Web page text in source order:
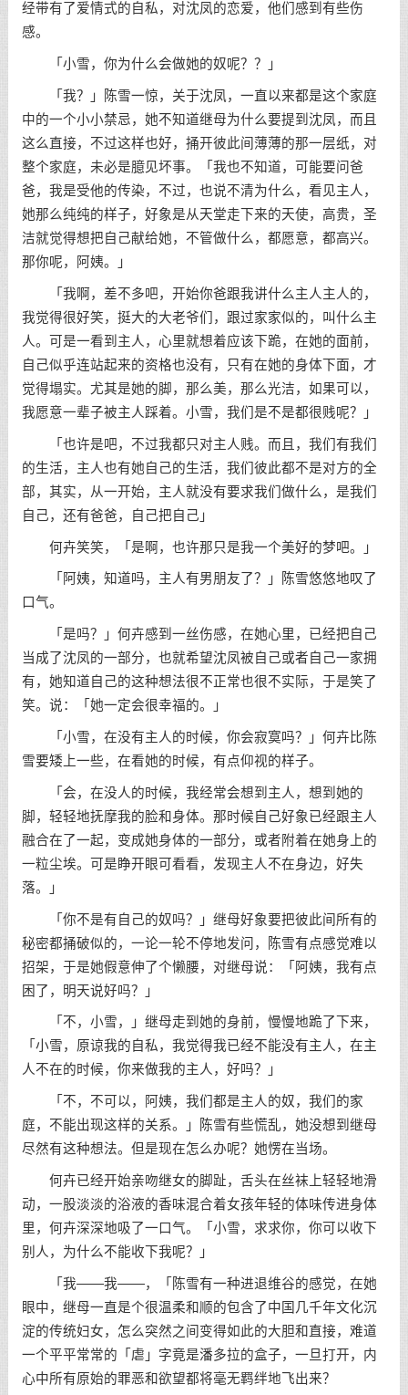
经带有了爱情式的自私，对沈凤的恋爱，他们感到有些伤
感。
「小雪，你为什么会做她的奴呢？？」
「我？」陈雪一惊，关于沈凤，一直以来都是这个家庭
中的一个小小禁忌，她不知道继母为什么要提到沈凤，而且
这么直接，不过这样也好，捅开彼此间薄薄的那一层纸，对
整个家庭，未必是臆见坏事。「我也不知道，可能要问爸
爸，我是受他的传染，不过，也说不清为什么，看见主人，
她那么纯纯的样子，好象是从天堂走下来的天使，高贵，圣
洁就觉得想把自己献给她，不管做什么，都愿意，都高兴。
那你呢，阿姨。」
「我啊，差不多吧，开始你爸跟我讲什么主人主人的，
我觉得很好笑，挺大的大老爷们，跟过家家似的，叫什么主
人。可是一看到主人，心里就想着应该下跪，在她的面前，
自己似乎连站起来的资格也没有，只有在她的身体下面，才
觉得塌实。尤其是她的脚，那么美，那么光洁，如果可以，
我愿意一辈子被主人踩着。小雪，我们是不是都很贱呢？」
「也许是吧，不过我都只对主人贱。而且，我们有我们
的生活，主人也有她自己的生活，我们彼此都不是对方的全
部，其实，从一开始，主人就没有要求我们做什么，是我们
自己，还有爸爸，自己把自己」
何卉笑笑，「是啊，也许那只是我一个美好的梦吧。」
「阿姨，知道吗，主人有男朋友了？」陈雪悠悠地叹了
口气。
「是吗？」何卉感到一丝伤感，在她心里，已经把自己
当成了沈凤的一部分，也就希望沈凤被自己或者自己一家拥
有，她知道自己的这种想法很不正常也很不实际，于是笑了
笑。说：「她一定会很幸福的。」
「小雪，在没有主人的时候，你会寂寞吗？」何卉比陈
雪要矮上一些，在看她的时候，有点仰视的样子。
「会，在没人的时候，我经常会想到主人，想到她的
脚，轻轻地抚摩我的脸和身体。那时候自己好象已经跟主人
融合在了一起，变成她身体的一部分，或者附着在她身上的
一粒尘埃。可是睁开眼可看看，发现主人不在身边，好失
落。」
「你不是有自己的奴吗？」继母好象要把彼此间所有的
秘密都捅破似的，一论一轮不停地发问，陈雪有点感觉难以
招架，于是她假意伸了个懒腰，对继母说：「阿姨，我有点
困了，明天说好吗？」
「不，小雪，」继母走到她的身前，慢慢地跪了下来，
「小雪，原谅我的自私，我觉得我已经不能没有主人，在主
人不在的时候，你来做我的主人，好吗？」
「不，不可以，阿姨，我们都是主人的奴，我们的家
庭，不能出现这样的关系。」陈雪有些慌乱，她没想到继母
尽然有这种想法。但是现在怎么办呢？她愣在当场。
何卉已经开始亲吻继女的脚趾，舌头在丝袜上轻轻地滑
动，一股淡淡的浴液的香味混合着女孩年轻的体味传进身体
里，何卉深深地吸了一口气。「小雪，求求你，你可以收下
别人，为什么不能收下我呢？」
「我——我——，「陈雪有一种进退维谷的感觉，在她
眼中，继母一直是个很温柔和顺的包含了中国几千年文化沉
淀的传统妇女，怎么突然之间变得如此的大胆和直接，难道
一个平平常常的「虐」字竟是潘多拉的盒子，一旦打开，内
心中所有原始的罪恶和欲望都将毫无羁绊地飞出来？